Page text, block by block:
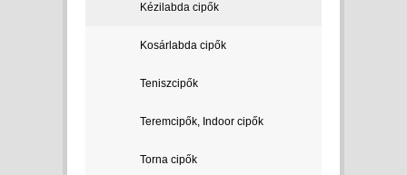
Kézilabda cipők
Kosárlabda cipők
Teniszcipők
Teremcipők, Indoor cipők
Torna cipők